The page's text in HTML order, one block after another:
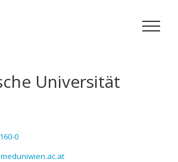
Universität
0